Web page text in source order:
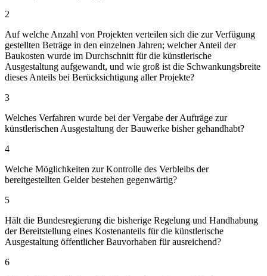
2
Auf welche Anzahl von Projekten verteilen sich die zur Verfügung
gestellten Beträge in den einzelnen Jahren; welcher Anteil der
Baukosten wurde im Durchschnitt für die künstlerische
Ausgestaltung aufgewandt, und wie groß ist die Schwankungsbreite
dieses Anteils bei Berücksichtigung aller Projekte?
3
Welches Verfahren wurde bei der Vergabe der Aufträge zur
künstlerischen Ausgestaltung der Bauwerke bisher gehandhabt?
4
Welche Möglichkeiten zur Kontrolle des Verbleibs der
bereitgestellten Gelder bestehen gegenwärtig?
5
Hält die Bundesregierung die bisherige Regelung und Handhabung
der Bereitstellung eines Kostenanteils für die künstlerische
Ausgestaltung öffentlicher Bauvorhaben für ausreichend?
6